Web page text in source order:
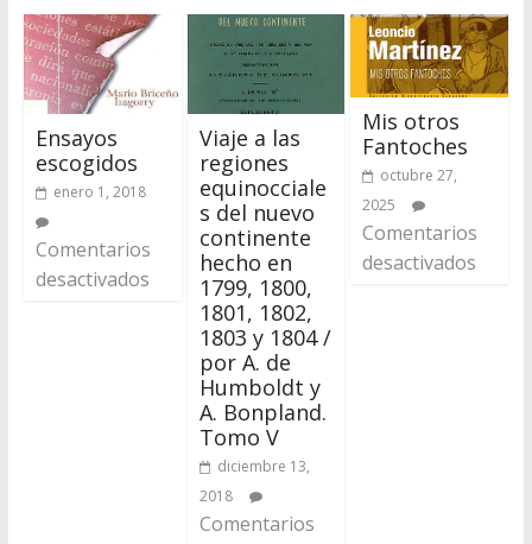
Ensayos
escogidos
enero 1, 2018
Comentarios
desactivados
Viaje a las
regiones
equinocciale
s del nuevo
continente
hecho en
1799, 1800,
1801, 1802,
1803 y 1804 /
por A. de
Humboldt y
A. Bonpland.
Tomo V
diciembre 13,
2018
Comentarios
Mis otros
Fantoches
octubre 27,
2025
Comentarios
desactivados